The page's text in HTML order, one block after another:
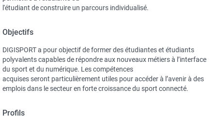
l'étudiant de construire un parcours individualisé.
Objectifs
DIGISPORT a pour objectif de former des étudiantes et étudiants
polyvalents capables de répondre aux nouveaux métiers à l’interface
du sport et du numérique. Les compétences
acquises seront particulièrement utiles pour accéder à l’avenir à des
emplois dans le secteur en forte croissance du sport connecté.
Profils